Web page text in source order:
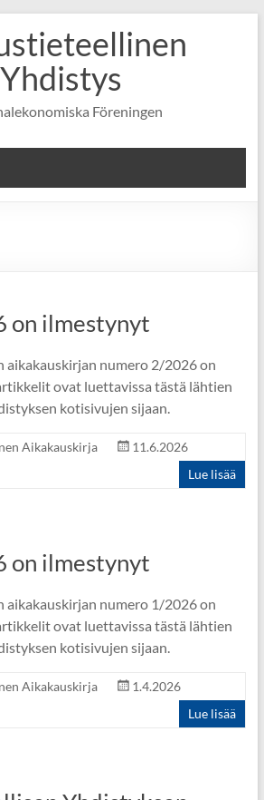
Yhdistys
Föreningen
on ilmestynyt
aikakauskirjan numero 2/2026 on
ovat luettavissa tästä lähtien
kotisivujen sijaan.
Aikakauskirja
11.6.2026
Lue lisää
on ilmestynyt
aikakauskirjan numero 1/2026 on
ovat luettavissa tästä lähtien
kotisivujen sijaan.
Aikakauskirja
1.4.2026
Lue lisää